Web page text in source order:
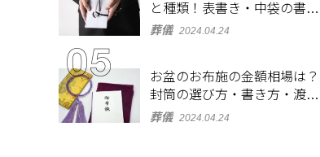
と種類！表書き・中袋の書き
方、お札の入れ方も
葬儀 2024.04.24
お盆のお布施の金額相場は？
封筒の選び方・書き方・渡し
方も解説
葬儀 2024.04.24